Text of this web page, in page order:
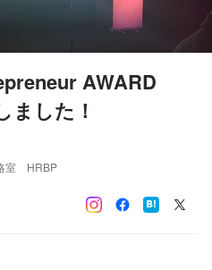
AWARD
ました！
室 HRBP